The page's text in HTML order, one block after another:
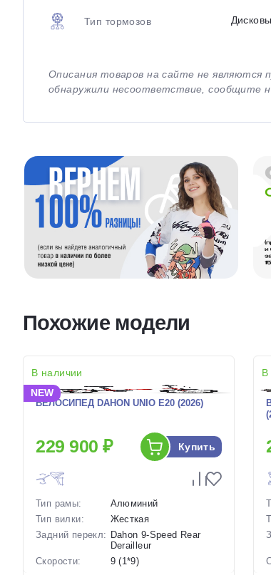
Тип тормозов
Описания товаров на сайте не являются
обнаружили несоответствие, сообщите
Похожие модели
В наличии
NEW
ВЕЛОСИПЕД DAHON UNIO E20 (2026)
229 900 ₽ Купить
Тип рамы:
Алюминий
Тип вилки:
Жесткая
Задний перекл: Dahon 9-Speed Rear
Derailleur
Скорости:
9 (1*9)
В